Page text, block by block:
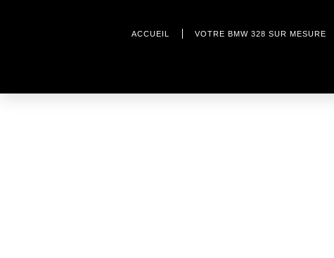
ACCUEIL VOTRE BMW 328 SUR MESURE